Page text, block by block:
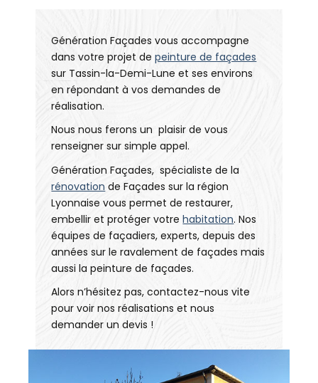
Génération Façades vous accompagne
dans votre projet depeinture de façades
sur Tassin-la-Demi-Lune et ses environs
en répondant à vos demandes de
réalisation.
Nous nous ferons un plaisir de vous
renseigner sur simple appel.
Génération Façades, spécialiste de la
rénovation de Façades sur la région
Lyonnaise vous permet de restaurer,
embellir et protéger votrehabitation. Nos
équipes de façadiers, experts, depuis des
années sur le ravalement de façades mais
aussi la peinture de façades.
Alors n’hésitez pas, contactez-nous vite
pour voir nos réalisations et nous
demander un devis !